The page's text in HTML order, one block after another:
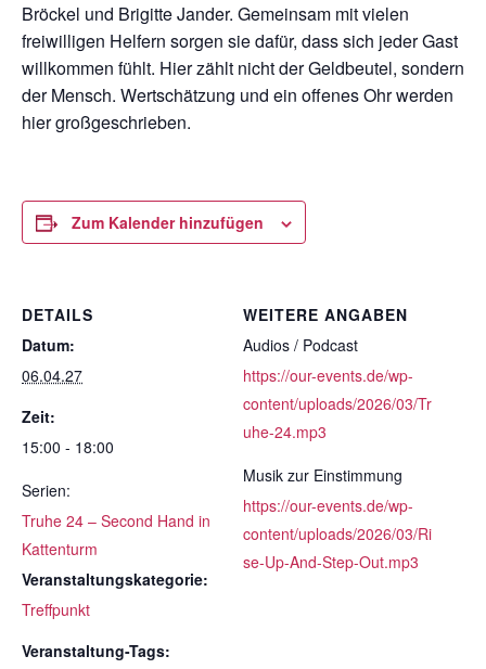
Bröckel und Brigitte Jander. Gemeinsam mit vielen
freiwilligen Helfern sorgen sie dafür, dass sich jeder Gast
willkommen fühlt. Hier zählt nicht der Geldbeutel, sondern
der Mensch. Wertschätzung und ein offenes Ohr werden
hier großgeschrieben.
Zum Kalender hinzufügen
DETAILS
Datum:
06.04.27
Zeit:
15:00 - 18:00
Serien:
Truhe 24 – Second Hand in
Kattenturm
Veranstaltungskategorie:
Treffpunkt
Veranstaltung-Tags:
WEITERE ANGABEN
Audios / Podcast
https://our-events.de/wp-
content/uploads/2026/03/Tr
uhe-24.mp3
Musik zur Einstimmung
https://our-events.de/wp-
content/uploads/2026/03/Ri
se-Up-And-Step-Out.mp3